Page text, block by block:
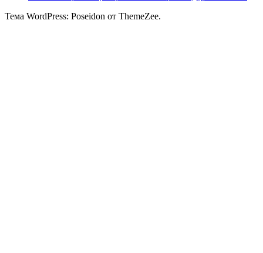
Тема WordPress: Poseidon от ThemeZee.